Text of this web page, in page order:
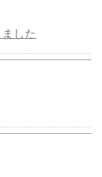
した